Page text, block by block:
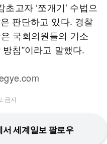
고자 ‘쪼개기’ 수법으
판단하고 있다. 경찰
국회의원들의 기소
침”이라고 말했다.
금지
서 세계일보 팔로우